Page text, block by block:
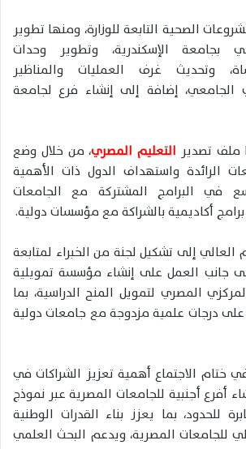
الصحية التابعة للوزارة، ومنها تطوير
بجامعة الإسكندرية، وتطوير وحدات
وتحديث غرف العمليات والمناظير
إضافة إلى إنشاء فرع لجامعة
ملف تصدير التعليم المصري، من خلال وضع
الرائدة واستهداف الدول ذات الأهمية
في البرامج المشتركة مع الجامعات
برامج أكاديمية بالشراكة مع مؤسسات دولية.
العالي إلى تشكيل لجنة من الخبراء لمتابعة
جانب العمل على إنشاء مؤسسة تمويلية
المصري لتمويل المنح الدراسية، بما
على درجات علمية مزدوجة مع جامعات دولية
ختام الاجتماع أهمية تعزيز الشراكات في
أفرع أجنبية للجامعات المصرية عبر نموذج
للحدود، بما يعزز بناء القدرات الوطنية
للجامعات المصرية، ويدعم البحث العلمي